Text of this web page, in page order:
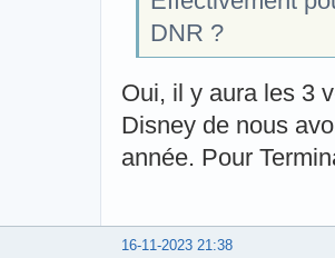
DNR ?
Oui, il y aura les 3
Disney de nous
année. Pour
16-11-2023 21:38